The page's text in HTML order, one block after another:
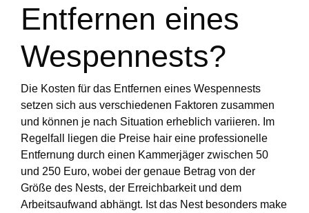
Entfernen eines
Wespennests?
Die Kosten für das Entfernen eines Wespennests
setzen sich aus verschiedenen Faktoren zusammen
und können je nach Situation erheblich variieren. Im
Regelfall liegen die Preise hair eine professionelle
Entfernung durch einen Kammerjäger zwischen 50
und 250 Euro, wobei der genaue Betrag von der
Größe des Nests, der Erreichbarkeit und dem
Arbeitsaufwand abhängt. Ist das Nest besonders make